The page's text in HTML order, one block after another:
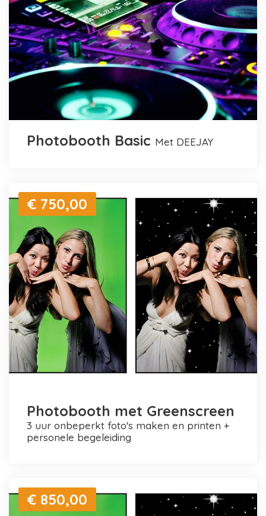
Photobooth Basic met DEEJAY
€ 750,00
Photobooth met Greenscreen
3 uur onbeperkt foto's maken en printen +
personele begeleiding
€ 850,00